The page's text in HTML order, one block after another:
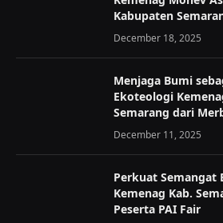
Kabupaten
December 18, 2025
Menjaga Bumi
Ekoteologi
Semarang dari
December 11, 2025
Perkuat Semangat
Kemenag Kab.
Peserta PAI Fair